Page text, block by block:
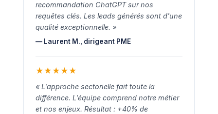
recommandation ChatGPT sur nos
requêtes clés. Les leads générés sont d'une
qualité exceptionnelle. »
— Laurent M., dirigeant PME
★ ★ ★ ★ ★
« L'approche sectorielle fait toute la
différence. L'équipe comprend notre métier
et nos enjeux. Résultat : +40% de